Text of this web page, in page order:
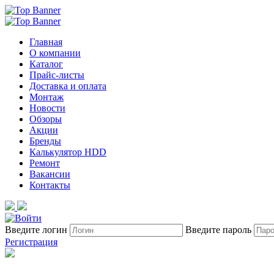
Главная
О компании
Каталог
Прайс-листы
Доставка и оплата
Монтаж
Новости
Обзоры
Акции
Бренды
Калькулятор HDD
Ремонт
Вакансии
Контакты
Введите логин Введите пароль
Регистрация